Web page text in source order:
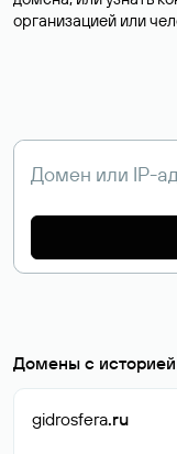
организацией или
Домены с историей
gidrosfera.ru